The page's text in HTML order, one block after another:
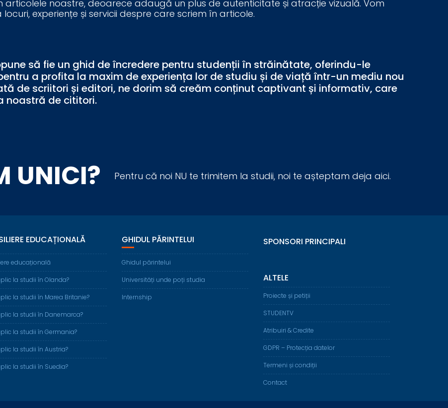
noastre, deoarece adaugă un plus de autenticitate și atracție vizuală. Vom
experiențe și servicii despre care scriem în articole.
să fie un ghid de încredere pentru studenții în străinătate, oferindu-le
a profita la maxim de experiența lor de studiu și de viață într-un mediu nou
de scriitori și editori, ne dorim să creăm conținut captivant și informativ, care
noastră de cititori.
UNICI? Pentru că noi NU te trimitem la studii, noi te așteptam deja aici.
EDUCAȚIONALĂ
educațională
la studii în Olanda?
la studii în Marea Britanie?
la studii în Danemarca?
la studii în Germania?
la studii în Austria?
la studii în Suedia?
GHIDUL PĂRINTELUI
Ghidul părintelui
Universități unde poți studia
Internship
SPONSORI PRINCIPALI
ALTELE
Proiecte și petiții
STUDENTV
Atribuiri & Credite
GDPR – Protecția datelor
Termeni și condiții
Contact